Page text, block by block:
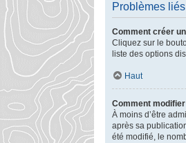
Problèmes
Comment créer
Cliquez sur le
liste des options
Haut
Comment
À moins d’être
après sa
été modifié, le